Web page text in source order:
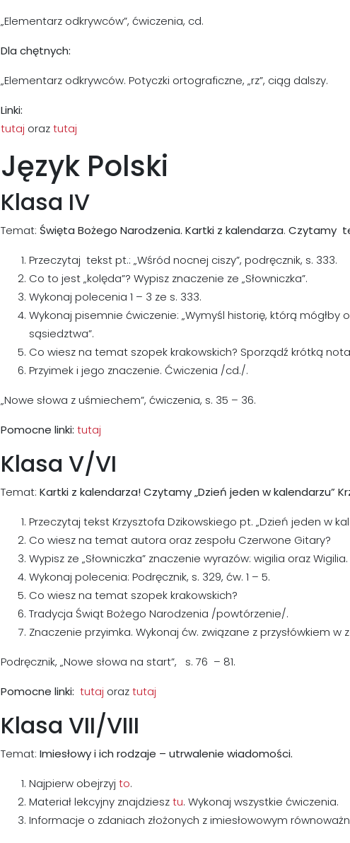
„Elementarz odkrywców”, ćwiczenia, cd.
Dla chętnych:
„Elementarz odkrywców. Potyczki ortograficzne, „rz”, ciąg dalszy.
Linki:
tutaj oraztutaj
Język Polski
Klasa IV
Temat: Święta Bożego Narodzenia. Kartki z kalendarza. Czytamy
Przeczytaj tekst pt.: „Wśród nocnej ciszy”, podręcznik, s. 333.
Co to jest „kolęda”? Wypisz znaczenie ze „Słowniczka”.
Wykonaj polecenia 1 – 3 ze s. 333.
Wykonaj pisemnie ćwiczenie: „Wymyśl historię, którą mógłby
sąsiedztwa”.
Co wiesz na temat szopek krakowskich? Sporządź krótką
Przyimek i jego znaczenie. Ćwiczenia /cd./.
„Nowe słowa z uśmiechem”, ćwiczenia, s. 35 – 36.
Pomocne linki: tutaj
Klasa V/VI
Temat: Kartki z kalendarza! Czytamy „Dzień jeden w kalendarzu”
Przeczytaj tekst Krzysztofa Dzikowskiego pt. „Dzień jeden w
Co wiesz na temat autora oraz zespołu Czerwone Gitary?
Wypisz ze „Słowniczka” znaczenie wyrazów: wigilia oraz Wigilia.
Wykonaj polecenia: Podręcznik, s. 329, ćw. 1 – 5.
Co wiesz na temat szopek krakowskich?
Tradycja Świąt Bożego Narodzenia /powtórzenie/.
Znaczenie przyimka. Wykonaj ćw. związane z przysłówkiem
Podręcznik, „Nowe słowa na start”, s. 76 – 81.
Pomocne linki: tutaj oraztutaj
Klasa VII/VIII
Temat: Imiesłowy i ich rodzaje – utrwalenie wiadomości.
Najpierw obejrzyj to.
Materiał lekcyjny znajdziesztu. Wykonaj wszystkie ćwiczenia.
Informacje o zdaniach złożonych z imiesłowowym